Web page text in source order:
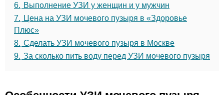
6. Выполнение УЗИ у женщин и у мужчин
7. Цена на УЗИ мочевого пузыря в «Здоровье
Плюс»
8. Сделать УЗИ мочевого пузыря в Москве
9. За сколько пить воду перед УЗИ мочевого пузыря